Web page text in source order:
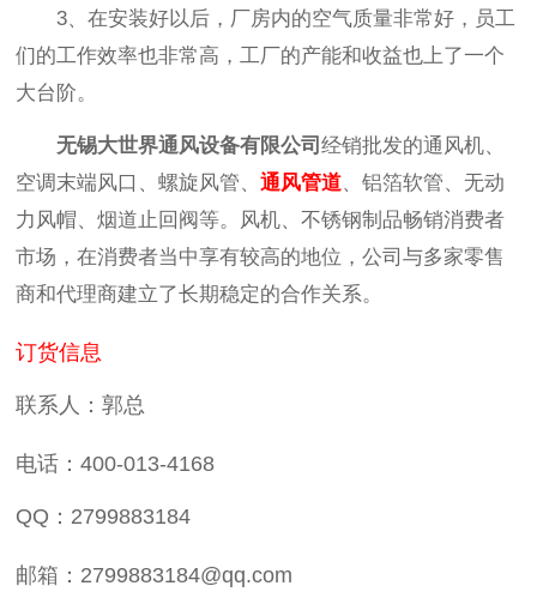
3、在安装好以后，厂房内的空气质量非常好，员工
们的工作效率也非常高，工厂的产能和收益也上了一个
大台阶。
无锡大世界通风设备有限公司经销批发的通风机、
空调末端风口、螺旋风管、通风管道、铝箔软管、无动
力风帽、烟道止回阀等。风机、不锈钢制品畅销消费者
市场，在消费者当中享有较高的地位，公司与多家零售
商和代理商建立了长期稳定的合作关系。
订货信息
联系人：郭总
电话：400-013-4168
QQ：2799883184
邮箱： 2799883184@qq.com